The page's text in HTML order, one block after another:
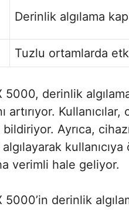
Derinlik algılama
Tuzlu ortamlarda
5000, derinlik
artırıyor.
Ayrıca,
verimli hale geliyor.
5000’in derinlik